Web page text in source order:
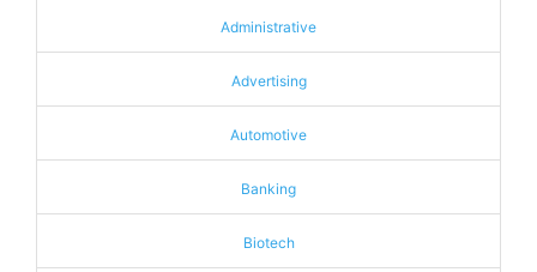
Administrative
Advertising
Automotive
Banking
Biotech